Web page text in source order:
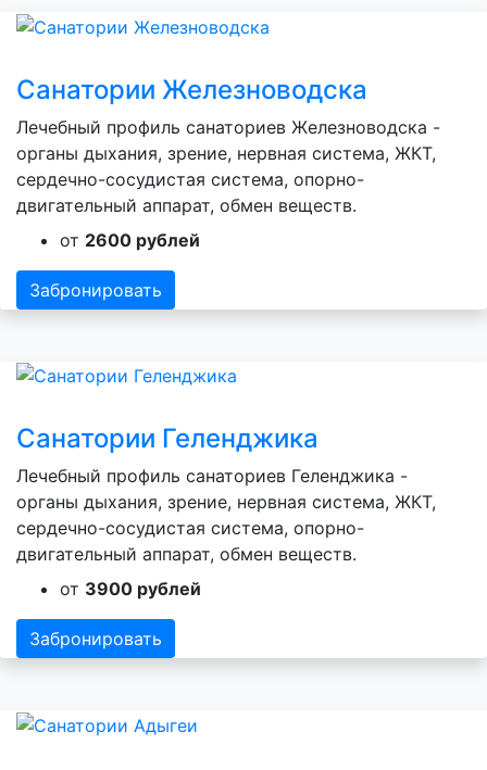
Санатории Железноводска
Лечебный профиль санаториев Железноводска -
органы дыхания, зрение, нервная система, ЖКТ,
сердечно-сосудистая система, опорно-
двигательный аппарат, обмен веществ.
от 2600 рублей
Забронировать
Санатории Геленджика
Лечебный профиль санаториев Геленджика -
органы дыхания, зрение, нервная система, ЖКТ,
сердечно-сосудистая система, опорно-
двигательный аппарат, обмен веществ.
от 3900 рублей
Забронировать